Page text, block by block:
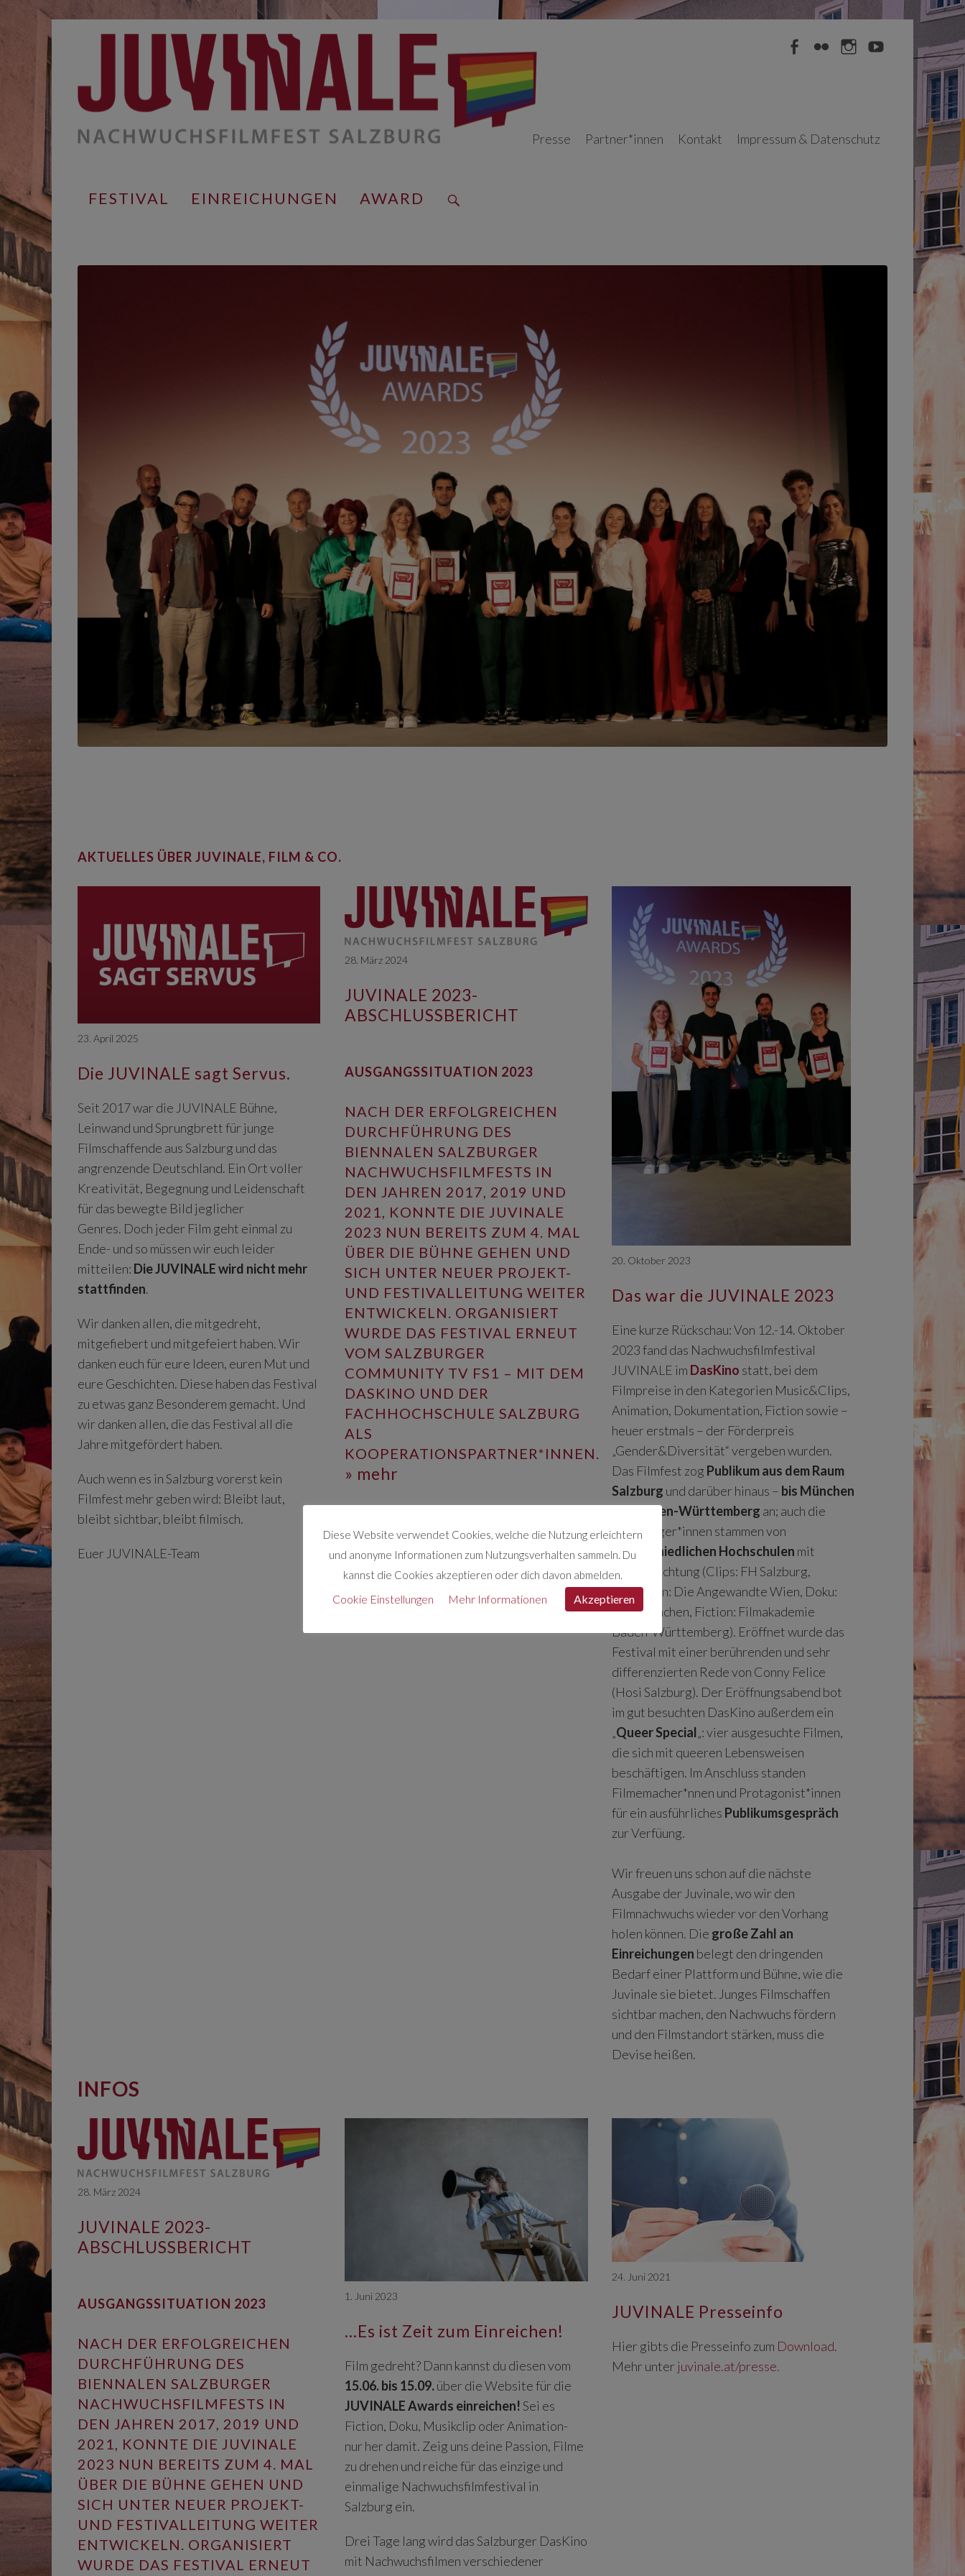
Inhalt
YouTube
Presse Partner*innen Kontakt Impressum & Datenschutz
FESTIVAL EINREICHUNGEN AWARD
AKTUELLES ÜBER JUVINALE, FILM & CO.
23. April 2025
Die JUVINALE sagt Servus.
Seit 2017 war die JUVINALE Bühne,
Leinwand und Sprungbrett für junge
Filmschaffende aus Salzburg und das
angrenzende Deutschland. Ein Ort voller
Kreativität, Begegnung und Leidenschaft
für das bewegte Bild jeglicher
Genres. Doch jeder Film geht einmal zu
Ende- und so müssen wir euch leider
mitteilen: Die JUVINALE wird nicht mehr
stattfinden.
Wir danken allen, die mitgedreht,
mitgefiebert und mitgefeiert haben. Wir
danken euch für eure Ideen, euren Mut und
eure Geschichten. Diese haben das Festival
zu etwas ganz Besonderem gemacht. Und
wir danken allen, die das Festival all die
Jahre mitgefördert haben.
Auch wenn es in Salzburg vorerst kein
Filmfest mehr geben wird: Bleibt laut,
bleibt sichtbar, bleibt filmisch.
Euer JUVINALE-Team
28. März 2024
JUVINALE 2023-
ABSCHLUSSBERICHT
AUSGANGSSITUATION 2023
NACH DER ERFOLGREICHEN
DURCHFÜHRUNG DES
BIENNALEN SALZBURGER
NACHWUCHSFILMFESTS IN
DEN JAHREN 2017, 2019 UND
2021, KONNTE DIE JUVINALE
2023 NUN BEREITS ZUM 4. MAL
ÜBER DIE BÜHNE GEHEN UND
SICH UNTER NEUER PROJEKT-
UND FESTIVALLEITUNG WEITER
ENTWICKELN. ORGANISIERT
WURDE DAS FESTIVAL ERNEUT
VOM SALZBURGER
COMMUNITY TV FS1 – MIT DEM
DASKINO UND DER
FACHHOCHSCHULE SALZBURG
ALS
KOOPERATIONSPARTNER*INNEN.
» mehr
20. Oktober 2023
Das war die JUVINALE 2023
Eine kurze Rückschau: Von 12.-14. Oktober
2023 fand das Nachwuchsfilmfestival
JUVINALE im DasKino statt, bei dem
Filmpreise in den Kategorien Music&Clips,
Animation, Dokumentation, Fiction sowie –
heuer erstmals – der Förderpreis
„Gender&Diversität“ vergeben wurden.
Das Filmfest zog Publikum aus dem Raum
Salzburg und darüber hinaus – bis München
und Baden-Württemberg an; auch die
Preisträger*innen stammen von
unterschiedlichen Hochschulen mit
Filmausrichtung (Clips: FH Salzburg,
Animation: Die Angewandte Wien, Doku:
HFF München, Fiction: Filmakademie
Baden-Württemberg). Eröffnet wurde das
Festival mit einer berührenden und sehr
differenzierten Rede von Conny Felice
(Hosi Salzburg). Der Eröffnungsabend bot
im gut besuchten DasKino außerdem ein
„Queer Special„: vier ausgesuchte Filmen,
die sich mit queeren Lebensweisen
beschäftigen. Im Anschluss standen
Filmemacher*nnen und Protagonist*innen
für ein ausführliches Publikumsgespräch
zur Verfüung.
Wir freuen uns schon auf die nächste
Ausgabe der Juvinale, wo wir den
Filmnachwuchs wieder vor den Vorhang
holen können. Die große Zahl an
Einreichungen belegt den dringenden
Bedarf einer Plattform und Bühne, wie die
Juvinale sie bietet. Junges Filmschaffen
sichtbar machen, den Nachwuchs fördern
und den Filmstandort stärken, muss die
Devise heißen.
INFOS
28. März 2024
JUVINALE 2023-
ABSCHLUSSBERICHT
AUSGANGSSITUATION 2023
NACH DER ERFOLGREICHEN
DURCHFÜHRUNG DES
BIENNALEN SALZBURGER
NACHWUCHSFILMFESTS IN
DEN JAHREN 2017, 2019 UND
2021, KONNTE DIE JUVINALE
2023 NUN BEREITS ZUM 4. MAL
ÜBER DIE BÜHNE GEHEN UND
SICH UNTER NEUER PROJEKT-
UND FESTIVALLEITUNG WEITER
ENTWICKELN. ORGANISIERT
WURDE DAS FESTIVAL ERNEUT
1. Juni 2023
…Es ist Zeit zum Einreichen!
Film gedreht? Dann kannst du diesen vom
15.06. bis 15.09.über die Website für die
JUVINALE Awards einreichen!Sei es
Fiction, Doku, Musikclip oder Animation-
nur her damit. Zeig uns deine Passion, Filme
zu drehen und reiche für das einzige und
einmalige Nachwuchsfilmfestival in
Salzburg ein.
Drei Tage lang wird das Salzburger DasKino
mit Nachwuchsfilmen verschiedener
24. Juni 2021
JUVINALE Presseinfo
Hier gibts die Presseinfo zum Download.
Mehr unter juvinale.at/presse.
Diese Website verwendet Cookies, welche die Nutzung erleichtern
und anonyme Informationen zum Nutzungsverhalten sammeln. Du
kannst die Cookies akzeptieren oder dich davon abmelden.
Cookie Einstellungen Mehr Informationen Akzeptieren